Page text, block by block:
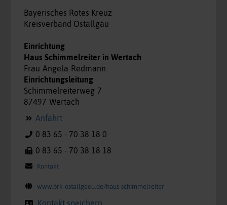
Bayerisches Rotes Kreuz
Kreisverband Ostallgäu
Einrichtung
Haus Schimmelreiter in Wertach
Frau Angela Redmann
Einrichtungsleitung
Schimmelreiterweg 7
87497 Wertach
Anfahrt
0 83 65 - 70 38 18 0
0 83 65 - 70 38 18 18
Kontakt
www.brk-ostallgaeu.de/haus-schimmelreiter
Kontakt speichern